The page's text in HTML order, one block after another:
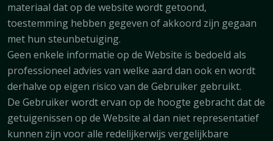
materiaal dat op de website wordt getoond,
toestemming hebben gegeven of akkoord zijn gegaan
met hun steunbetuiging.
Geen enkele informatie op de Website is bedoeld als
professioneel advies van welke aard dan ook en wordt
derhalve op eigen risico van de Gebruiker gebruikt.
De Gebruiker wordt ervan op de hoogte gebracht dat de
getuigenissen op de Website al dan niet representatief
kunnen zijn voor alle redelijkerwijs vergelijkbare